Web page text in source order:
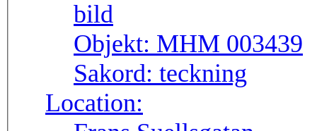
Objekt: MHM 003439
Sakord: teckning
Location: